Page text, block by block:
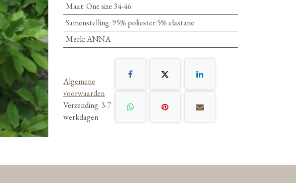
Maat:One size 34-46
Samenstelling:95% poliester 5% elastane
Merk:ANNA
Algemene
voorwaarden
Verzending: 3-7
werkdagen